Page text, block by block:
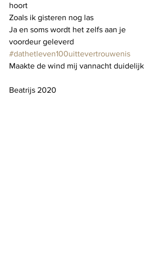
hoort
Zoals ik gisteren nog las
Ja en soms wordt het zelfs aan je
voordeur geleverd
#dathetleven100uittevertrouwenis
Maakte de wind mij vannacht duidelijk
Beatrijs 2020